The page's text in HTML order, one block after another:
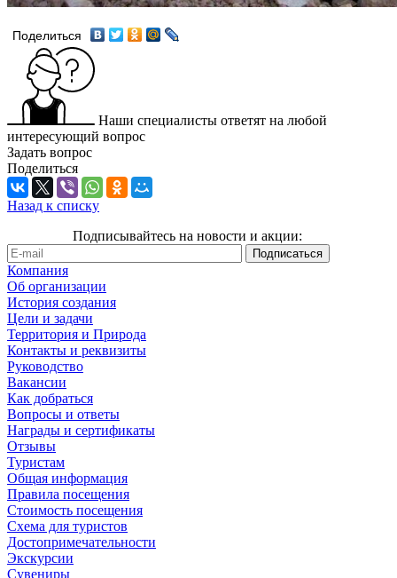
Поделиться
Наши специалисты ответят на любой
интересующий вопрос
Задать вопрос
Поделиться
Назад к списку
Подписывайтесь на новости и акции:
Компания
Об организации
История создания
Цели и задачи
Территория и Природа
Контакты и реквизиты
Руководство
Вакансии
Как добраться
Вопросы и ответы
Награды и сертификаты
Отзывы
Туристам
Общая информация
Правила посещения
Стоимость посещения
Схема для туристов
Достопримечательности
Экскурсии
Сувениры